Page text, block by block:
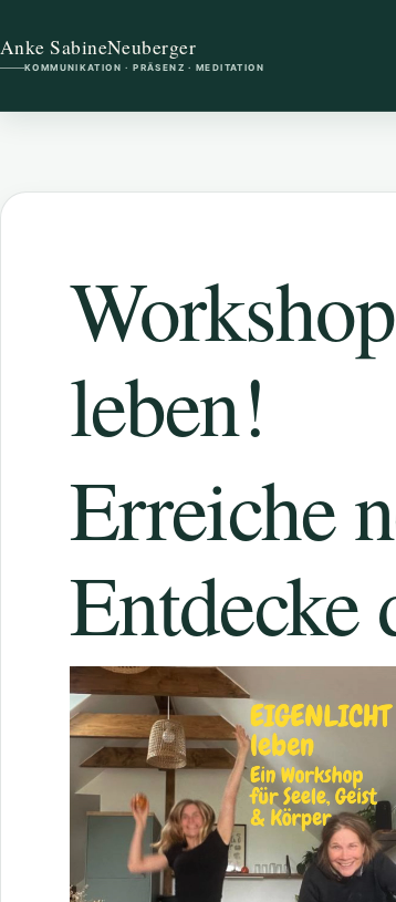
Anke SabineNeuberger
KOMMUNIKATION · PRÄSENZ · MEDITATION
leben!
Erreiche
Entdecke